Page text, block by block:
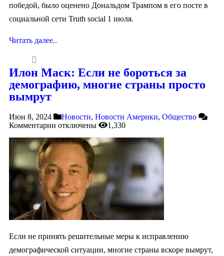
победой, было оценено Дональдом Трампом в его посте в
социальной сети Truth social 1 июля.
Читать далее..
Илон Маск: Если не бороться за
демографию, многие страны просто
вымрут
Июн 8, 2024 Новости, Новости Америки, Общество
Комментарии отключены 1,330
Если не принять решительные меры к исправлению
демографической ситуации, многие страны вскоре вымрут,